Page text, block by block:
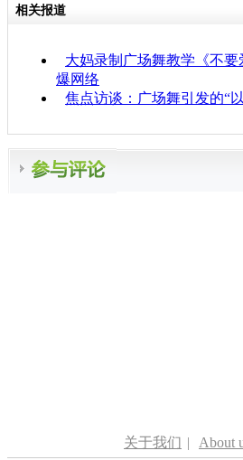
相关报道
大妈录制广场舞教学《不要
爆网络
焦点访谈：广场舞引发的“
关于我们 | About